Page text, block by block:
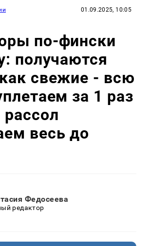
01.09.2025, 10:05
по-фински
получаются
свежие - всю
за 1 раз
весь до
Федосеева
редактор